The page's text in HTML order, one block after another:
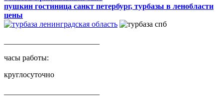
пушкин гостиница санкт петербург, турбазы в ленобласти
цены
часы работы:
круглосуточно